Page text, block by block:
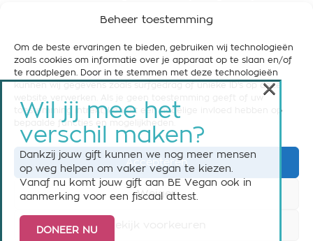
Beheer toestemming
Om de beste ervaringen te bieden, gebruiken wij technologieën
zoals cookies om informatie over je apparaat op te slaan en/of
te raadplegen. Door in te stemmen met deze technologieën
kunnen wij gegevens zoals surfgedrag of unieke ID's op deze
toestemming intrekt, kan dit een nadelige invloed hebben op
bepaalde functies en mogelijkheden.
Accepteren
Weiger
milieuvriendelijke wereld ook
belangrijk? Zonder jouw steun
kunnen wij niet blijven doen wat
we doen, dusoverweeg zeker
om ons te steunen!
Wil jij mee het
verschil maken?
Dankzij jouw gift kunnen we nog meer mensen
op weg helpen om vaker vegan te kiezen.
Vanaf nu komt jouw gift aan BE Vegan ook in
aanmerking voor een fiscaal attest.
DONEER NU
×